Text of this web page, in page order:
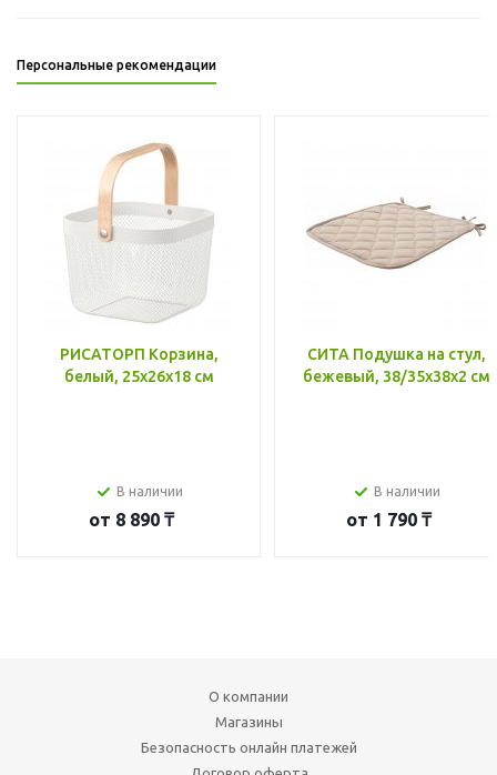
Персональные рекомендации
РИСАТОРП Корзина,
белый, 25x26x18 см
В наличии
от 8 890 ₸
СИТА Подушка на стул,
бежевый, 38/35x38x2 см
В наличии
от 1 790 ₸
О компании
Магазины
Безопасность онлайн платежей